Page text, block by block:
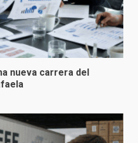
nueva carrera del